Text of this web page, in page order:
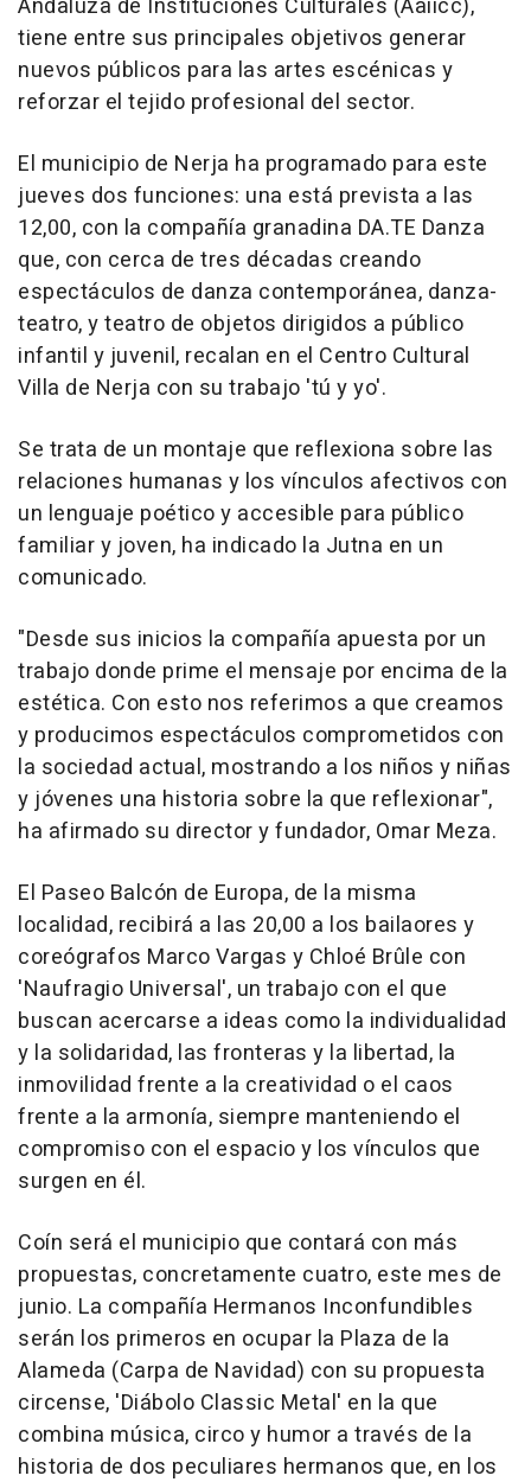
Andaluza de Instituciones Culturales (Aaiicc),
tiene entre sus principales objetivos generar
nuevos públicos para las artes escénicas y
reforzar el tejido profesional del sector.
El municipio de Nerja ha programado para este
jueves dos funciones: una está prevista a las
12,00, con la compañía granadina DA.TE Danza
que, con cerca de tres décadas creando
espectáculos de danza contemporánea, danza-
teatro, y teatro de objetos dirigidos a público
infantil y juvenil, recalan en el Centro Cultural
Villa de Nerja con su trabajo 'tú y yo'.
Se trata de un montaje que reflexiona sobre las
relaciones humanas y los vínculos afectivos con
un lenguaje poético y accesible para público
familiar y joven, ha indicado la Jutna en un
comunicado.
"Desde sus inicios la compañía apuesta por un
trabajo donde prime el mensaje por encima de la
estética. Con esto nos referimos a que creamos
y producimos espectáculos comprometidos con
la sociedad actual, mostrando a los niños y niñas
y jóvenes una historia sobre la que reflexionar",
ha afirmado su director y fundador, Omar Meza.
El Paseo Balcón de Europa, de la misma
localidad, recibirá a las 20,00 a los bailaores y
coreógrafos Marco Vargas y Chloé Brûle con
'Naufragio Universal', un trabajo con el que
buscan acercarse a ideas como la individualidad
y la solidaridad, las fronteras y la libertad, la
inmovilidad frente a la creatividad o el caos
frente a la armonía, siempre manteniendo el
compromiso con el espacio y los vínculos que
surgen en él.
Coín será el municipio que contará con más
propuestas, concretamente cuatro, este mes de
junio. La compañía Hermanos Inconfundibles
serán los primeros en ocupar la Plaza de la
Alameda (Carpa de Navidad) con su propuesta
circense, 'Diábolo Classic Metal' en la que
combina música, circo y humor a través de la
historia de dos peculiares hermanos que, en los